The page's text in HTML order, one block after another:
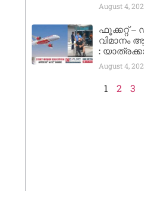
August 4,
ഫൂക്കറ്റ്
വിമാനം
:
August 4,
1 2 3